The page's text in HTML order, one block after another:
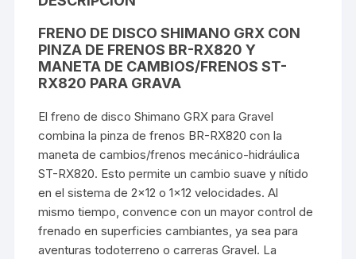
FRENO DE DISCO SHIMANO GRX CON
PINZA DE FRENOS BR-RX820 Y
MANETA DE CAMBIOS/FRENOS ST-
RX820 PARA GRAVA
El freno de disco Shimano GRX para Gravel
combina la pinza de frenos BR-RX820 con la
maneta de cambios/frenos mecánico-hidráulica
ST-RX820. Esto permite un cambio suave y nítido
en el sistema de 2×12 o 1×12 velocidades. Al
mismo tiempo, convence con un mayor control de
frenado en superficies cambiantes, ya sea para
aventuras todoterreno o carreras Gravel. La